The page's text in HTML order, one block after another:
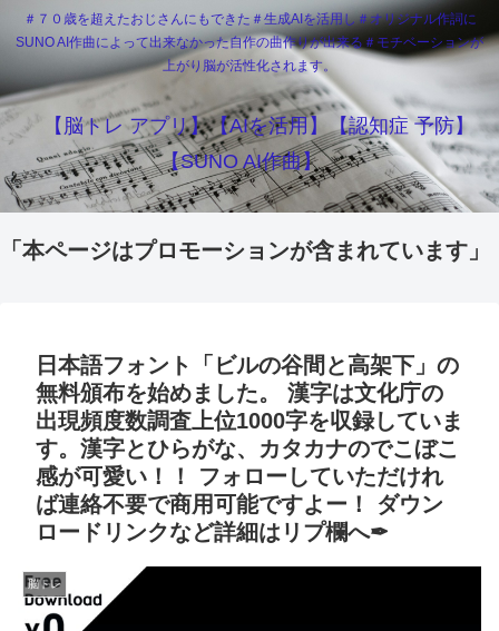
＃７０歳を超えたおじさんにもできた＃生成AIを活用し＃オリジナル作詞に
SUNO AI作曲によって出来なかった自作の曲作りが出来る＃モチベーションが
上がり脳が活性化されます。
【脳トレ アプリ】【AIを活用】【認知症 予防】
【SUNO AI作曲】
「本ページはプロモーションが含まれています」
日本語フォント「ビルの谷間と高架下」の
無料頒布を始めました。 漢字は文化庁の
出現頻度数調査上位1000字を収録していま
す。漢字とひらがな、カタカナのでこぼこ
感が可愛い！！ フォローしていただけれ
ば連絡不要で商用可能ですよー！ ダウン
ロードリンクなど詳細はリプ欄へ✒
脳トレ